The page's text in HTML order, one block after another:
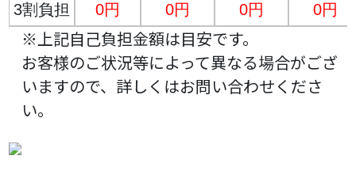
3割負担
0円 0円 0円 0円
※上記自己負担金額は目安です。
お客様のご状況等によって異なる場合がござ
いますので、詳しくはお問い合わせくださ
い。